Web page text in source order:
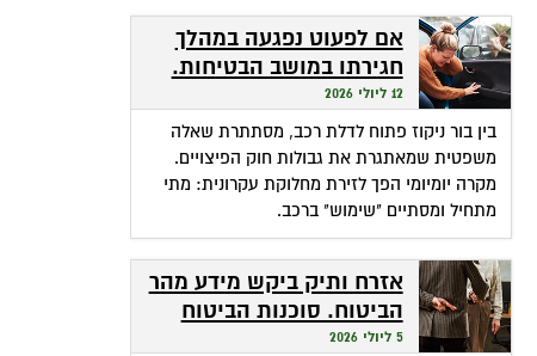
אם לפעוט נפגעה במהלך
חגירתו במושב הבטיחות.
האם זכאית לפיצויים?
12 ליולי 2026
בין בור ניקוז פתוח לדלת רכב, מסתתרת שאלה
משפטית שמאתגרת את גבולות חוק הפיצויים.
מקרה יומיומי הפך לזירת מחלוקת עקרונית: מתי
מתחיל ומסתיים "שימוש" ברכב.
אזרח ותיק ביקש מידע מהר
הביטוח. סוכנות הביטוח
גבתה מחשבונו פרמיות
5 ליולי 2026